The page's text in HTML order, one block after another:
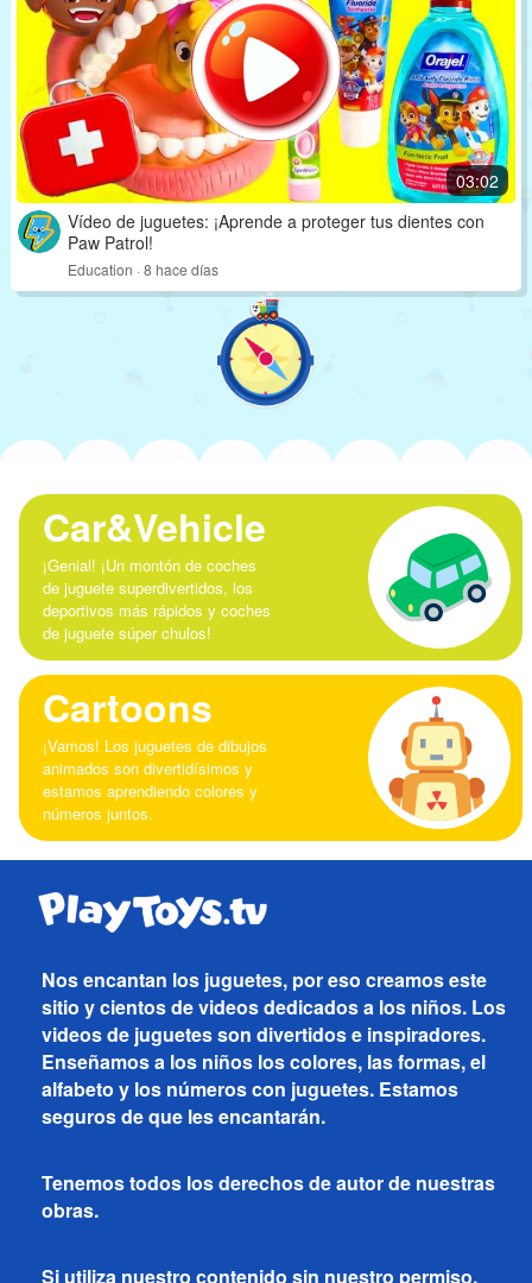
03:02
Vídeo de juguetes: ¡Aprende a proteger tus dientes con
Paw Patrol!
Education · 8 hace días
Car&Vehicle
¡Genial! ¡Un montón de coches
de juguete superdivertidos, los
deportivos más rápidos y coches
de juguete súper chulos!
Cartoons
¡Vamos! Los juguetes de dibujos
animados son divertidísimos y
estamos aprendiendo colores y
números juntos.
Nos encantan los juguetes, por eso creamos este
sitio y cientos de videos dedicados a los niños. Los
videos de juguetes son divertidos e inspiradores.
Enseñamos a los niños los colores, las formas, el
alfabeto y los números con juguetes. Estamos
seguros de que les encantarán.
Tenemos todos los derechos de autor de nuestras
obras.
Si utiliza nuestro contenido sin nuestro permiso,